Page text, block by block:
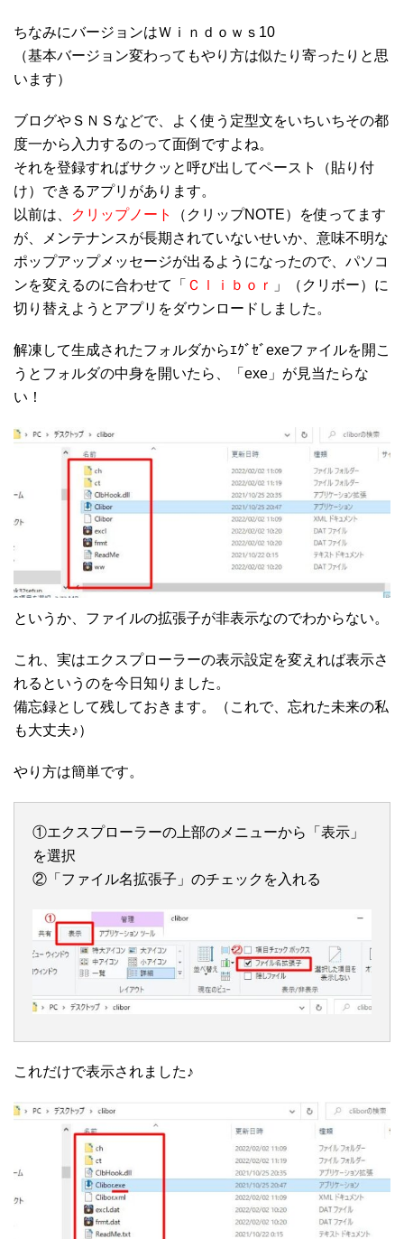
ちなみにバージョンはＷｉｎｄｏｗｓ10
（基本バージョン変わってもやり方は似たり寄ったりと思
います）
ブログやＳＮＳなどで、よく使う定型文をいちいちその都
度一から入力するのって面倒ですよね。
それを登録すればサクッと呼び出してペースト（貼り付
け）できるアプリがあります。
以前は、
クリップノート
（クリップNOTE）を使ってます
が、メンテナンスが長期されていないせいか、意味不明な
ポップアップメッセージが出るようになったので、パソコ
ンを変えるのに合わせて「 Ｃｌｉｂｏｒ
」（クリボー）に
切り替えようとアプリをダウンロードしました。
解凍して生成されたフォルダからｴｸﾞｾﾞexeファイルを開こ
うとフォルダの中身を開いたら、「exe」が見当たらな
い！
というか、ファイルの拡張子が非表示なのでわからない。
これ、実はエクスプローラーの表示設定を変えれば表示さ
れるというのを今日知りました。
備忘録として残しておきます。（これで、忘れた未来の私
も大丈夫♪）
やり方は簡単です。
①エクスプローラーの上部のメニューから「表示」
を選択
②「ファイル名拡張子」のチェックを入れる
これだけで表示されました♪